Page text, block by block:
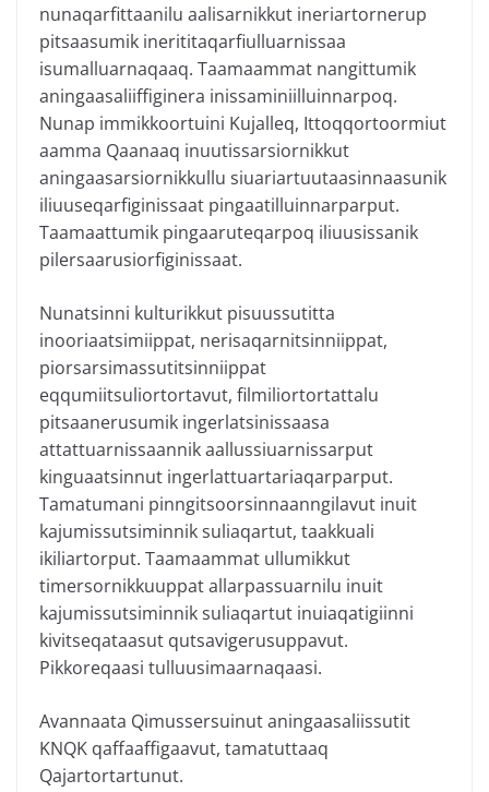
nunaqarfittaanilu aalisarnikkut ineriartornerup
pitsaasumik inerititaqarfiulluarnissaa
isumalluarnaqaaq. Taamaammat nangittumik
aningaasaliiffiginera inissaminiilluinnarpoq.
Nunap immikkoortuini Kujalleq, Ittoqqortoormiut
aamma Qaanaaq inuutissarsiornikkut
aningaasarsiornikkullu siuariartuutaasinnaasunik
iliuuseqarfiginissaat pingaatilluinnarparput.
Taamaattumik pingaaruteqarpoq iliuusissanik
pilersaarusiorfiginissaat.
Nunatsinni kulturikkut pisuussutitta
inooriaatsimiippat, nerisaqarnitsinniippat,
piorsarsimassutitsinniippat
eqqumiitsuliortortavut, filmiliortortattalu
pitsaanerusumik ingerlatsinissaasa
attattuarnissaannik aallussiuarnissarput
kinguaatsinnut ingerlattuartariaqarparput.
Tamatumani pinngitsoorsinnaanngilavut inuit
kajumissutsiminnik suliaqartut, taakkuali
ikiliartorput. Taamaammat ullumikkut
timersornikkuuppat allarpassuarnilu inuit
kajumissutsiminnik suliaqartut inuiaqatigiinni
kivitseqataasut qutsavigerusuppavut.
Pikkoreqaasi tulluusimaarnaqaasi.
Avannaata Qimussersuinut aningaasaliissutit
KNQK qaffaaffigaavut, tamatuttaaq
Qajartortartunut.